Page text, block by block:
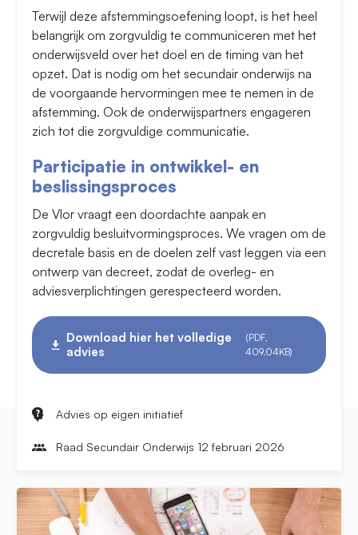
Terwijl deze afstemmingsoefening loopt, is het heel
belangrijk om zorgvuldig te communiceren met het
onderwijsveld over het doel en de timing van het
opzet. Dat is nodig om het secundair onderwijs na
de voorgaande hervormingen mee te nemen in de
afstemming. Ook de onderwijspartners engageren
zich tot die zorgvuldige communicatie.
Participatie in ontwikkel- en
beslissingsproces
De Vlor vraagt een doordachte aanpak en
zorgvuldig besluitvormingsproces. We vragen om de
decretale basis en de doelen zelf vast leggen via een
ontwerp van decreet, zodat de overleg- en
adviesverplichtingen gerespecteerd worden.
Download hier het volledige
advies
(PDF,
409.04KB)
Advies op eigen initiatief
Raad Secundair Onderwijs 12 februari 2026